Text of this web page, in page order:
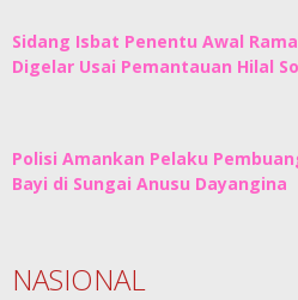
Sidang Isbat Penentu Awal
Digelar Usai Pemantauan Hilal
Polisi Amankan Pelaku
Bayi di Sungai Anusu Dayangina
NASIONAL